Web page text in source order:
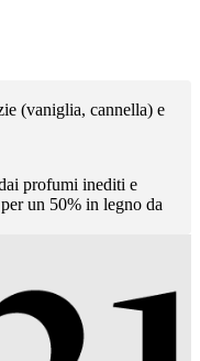
(vaniglia, cannella) e
profumi inediti e
un 50% in legno da